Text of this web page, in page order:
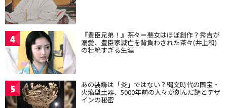
4 『豊臣兄弟！』茶々＝悪女はほぼ創作？秀吉が
溺愛、豊臣家滅亡を背負わされた茶々(井上和)
の壮絶すぎる生涯
5 あの装飾は「炎」ではない？縄文時代の国宝・
火焔型土器、5000年前の人々が刻んだ謎とデザ
インの秘密